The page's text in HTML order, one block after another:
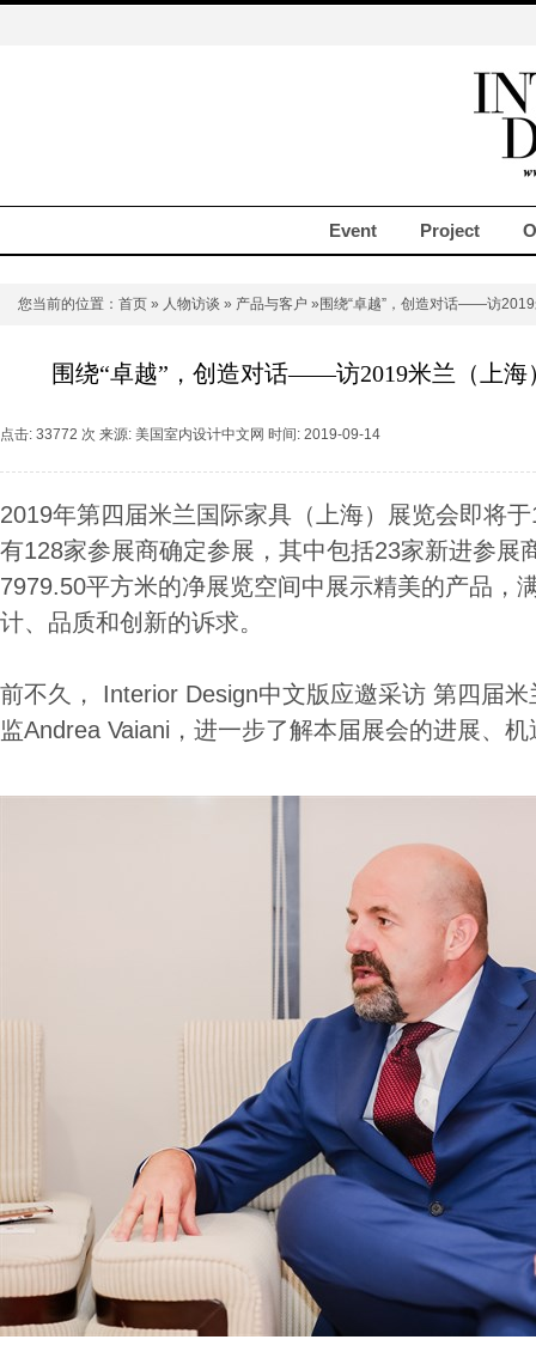
Event Project
您当前的位置： 首页 » 人物访谈 » 产品与客户 »围绕“卓越”，创造对话——访
围绕“卓越”，创造对话——访2019米兰（上海
点击: 33772 次 来源: 美国室内设计中文网 时间: 2019-09-14
2019年第四届米兰国际家具（上海）展览会即将
有128家参展商确定参展，其中包括23家新进参展
7979.50平方米的净展览空间中展示精美的产品，
计、品质和创新的诉求。
前不久， Interior Design中文版应邀采访 第四届
监Andrea Vaiani，进一步了解本届展会的进展、